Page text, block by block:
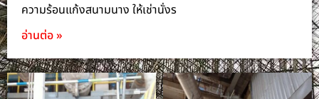
ความร้อนแก้งสนามนาง ให้เช่านั่งร
อ่านต่อ »